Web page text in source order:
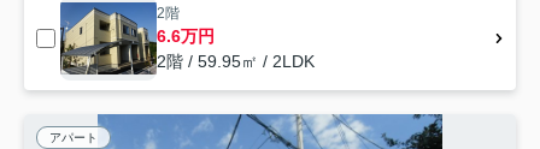
2階
6.6万円
2階 / 59.95㎡ / 2LDK
アパート